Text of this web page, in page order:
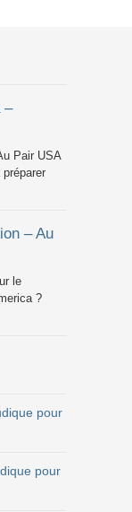
–
Pair USA
– Au
le
?
pour
pour